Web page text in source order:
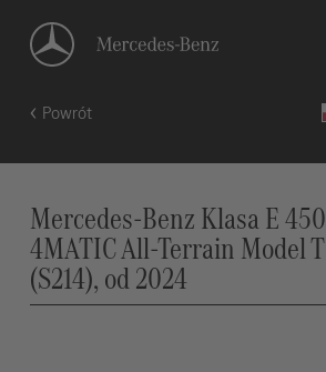
Powrót
Mercedes-Benz Klasa E 450
4MATIC All-Terrain Model T
(S214), od 2024